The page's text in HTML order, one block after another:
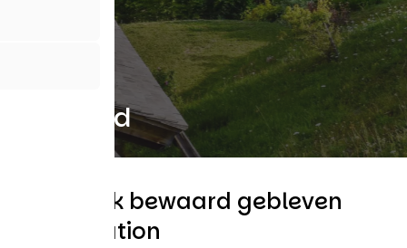
Manigod
Natuurlijk bewaard gebleven
dorpsstation